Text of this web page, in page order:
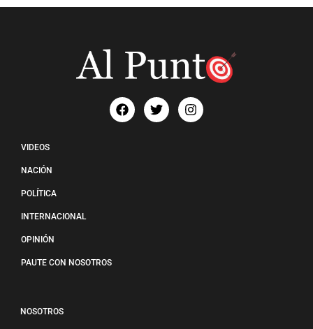
VIDEOS
NACIÓN
POLÍTICA
INTERNACIONAL
OPINIÓN
PAUTE CON NOSOTROS
NOSOTROS